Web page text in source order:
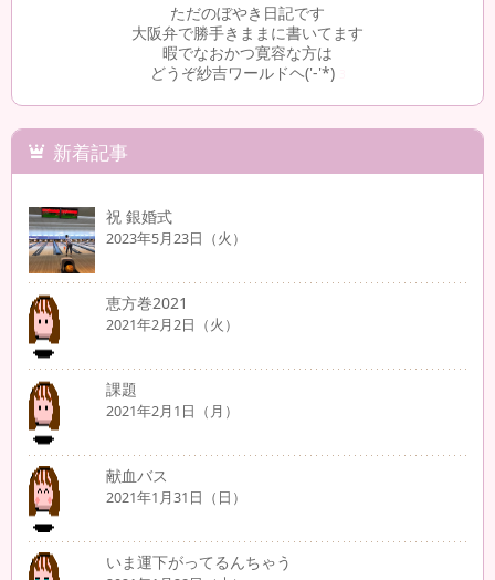
ただのぼやき日記です
大阪弁で勝手きままに書いてます
暇でなおかつ寛容な方は
どうぞ紗吉ワールドヘ('-'*)
新着記事
祝 銀婚式
2023年5月23日（火）
恵方巻2021
2021年2月2日（火）
課題
2021年2月1日（月）
献血バス
2021年1月31日（日）
いま運下がってるんちゃう